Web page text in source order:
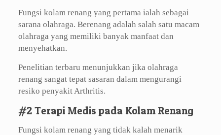
Fungsi kolam renang yang pertama ialah sebagai
sarana olahraga. Berenang adalah salah satu macam
olahraga yang memiliki banyak manfaat dan
menyehatkan.
Penelitian terbaru menunjukkan jika olahraga
renang sangat tepat sasaran dalam mengurangi
resiko penyakit Arthritis.
#2 Terapi Medis pada Kolam Renang
Fungsi kolam renang yang tidak kalah menarik